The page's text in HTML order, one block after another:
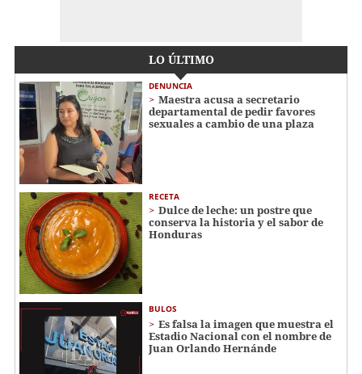
LO ÚLTIMO
DENUNCIA
Maestra acusa a secretario
departamental de pedir favores
sexuales a cambio de una plaza
RECETA
Dulce de leche: un postre que
conserva la historia y el sabor de
Honduras
BULOS
Es falsa la imagen que muestra el
Estadio Nacional con el nombre de
Juan Orlando Hernánde